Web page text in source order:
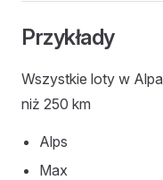
Przykłady
Wszystkie loty w
niż 250 km
Alps
Max